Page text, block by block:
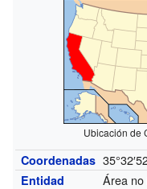
Ubicación de
Coordenadas
Entidad
Área